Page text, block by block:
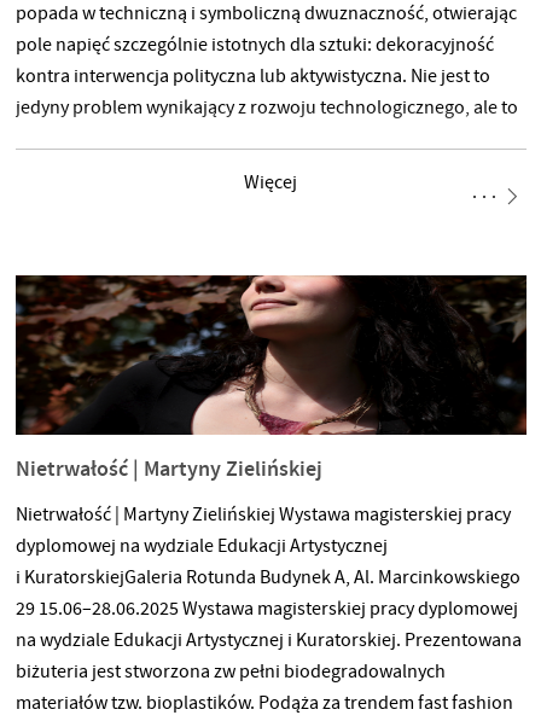
popada w techniczną i symboliczną dwuznaczność, otwierając
pole napięć szczególnie istotnych dla sztuki: dekoracyjność
kontra interwencja polityczna lub aktywistyczna. Nie jest to
jedyny problem wynikający z rozwoju technologicznego, ale to
upiększanie bez zadawania pytań to właśnie mapping
ornamentalny, gdzie tak rażące terminy jak „branding miejski”
projekcje na zabytkowych
Więcej
Nietrwałość | Martyny Zielińskiej
Nietrwałość | Martyny Zielińskiej Wystawa magisterskiej pracy
dyplomowej na wydziale Edukacji Artystycznej
i KuratorskiejGaleria Rotunda Budynek A, Al. Marcinkowskiego
29 15.06–28.06.2025 Wystawa magisterskiej pracy dyplomowej
na wydziale Edukacji Artystycznej i Kuratorskiej. Prezentowana
biżuteria jest stworzona zw pełni biodegradowalnych
materiałów tzw. bioplastików. Podąża za trendem fast fashion